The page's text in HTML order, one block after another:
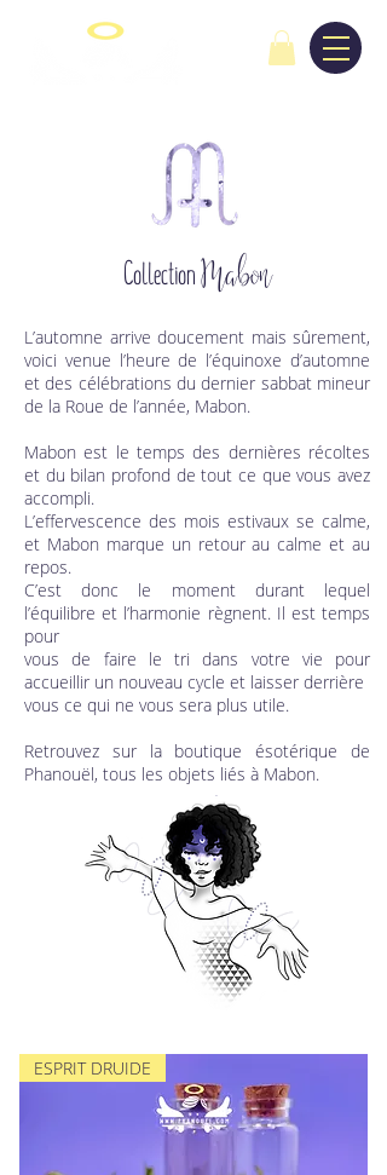
CollectionMabon
L’automne arrive doucement mais sûrement,
voici venue l’heure de l’équinoxe d’automne
et des célébrations du dernier sabbat mineur
de la Roue de l’année, Mabon.
Mabon est le temps des dernières récoltes
et du bilan profond de tout ce que vous avez
accompli.
L’effervescence des mois estivaux se calme,
et Mabon marque un retour au calme et au
repos.
C’est donc le moment durant lequel
l’équilibre et l’harmonie règnent. Il est temps
pour
vous de faire le tri dans votre vie pour
accueillir un nouveau cycle et laisser derrière
vous ce qui ne vous sera plus utile.
Retrouvez sur la boutique ésotérique de
Phanouël, tous les objets liés à Mabon.
ESPRIT DRUIDE